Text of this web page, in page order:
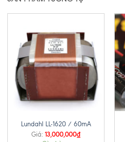
Lundahl LL-1620 / 60mA
Giá: 13,000,000₫